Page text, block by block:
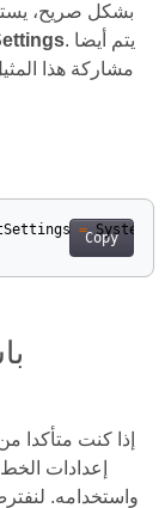
. يتم أيضا
مشاركة هذا
Copy
= System
إذا كنت متأكدا
إعدادات